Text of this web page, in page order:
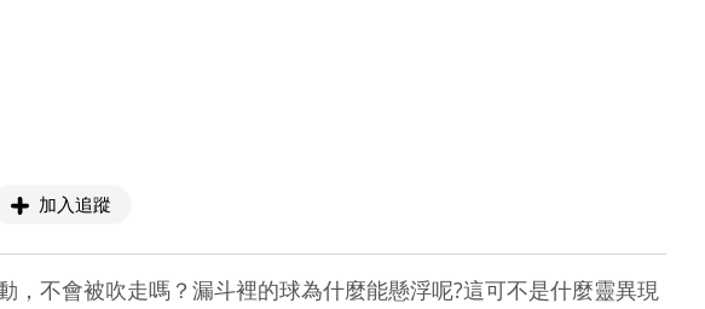
加入追蹤
，不會被吹走嗎？漏斗裡的球為什麼能懸浮呢?這可不是什麼靈異現